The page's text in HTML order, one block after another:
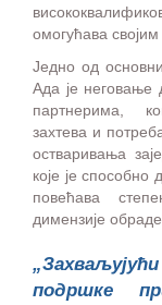
омогућава
Једно од
Ада је неговање
партнерима,
захтева и
остваривања
које је
повећава
димензије обраде.
подршке